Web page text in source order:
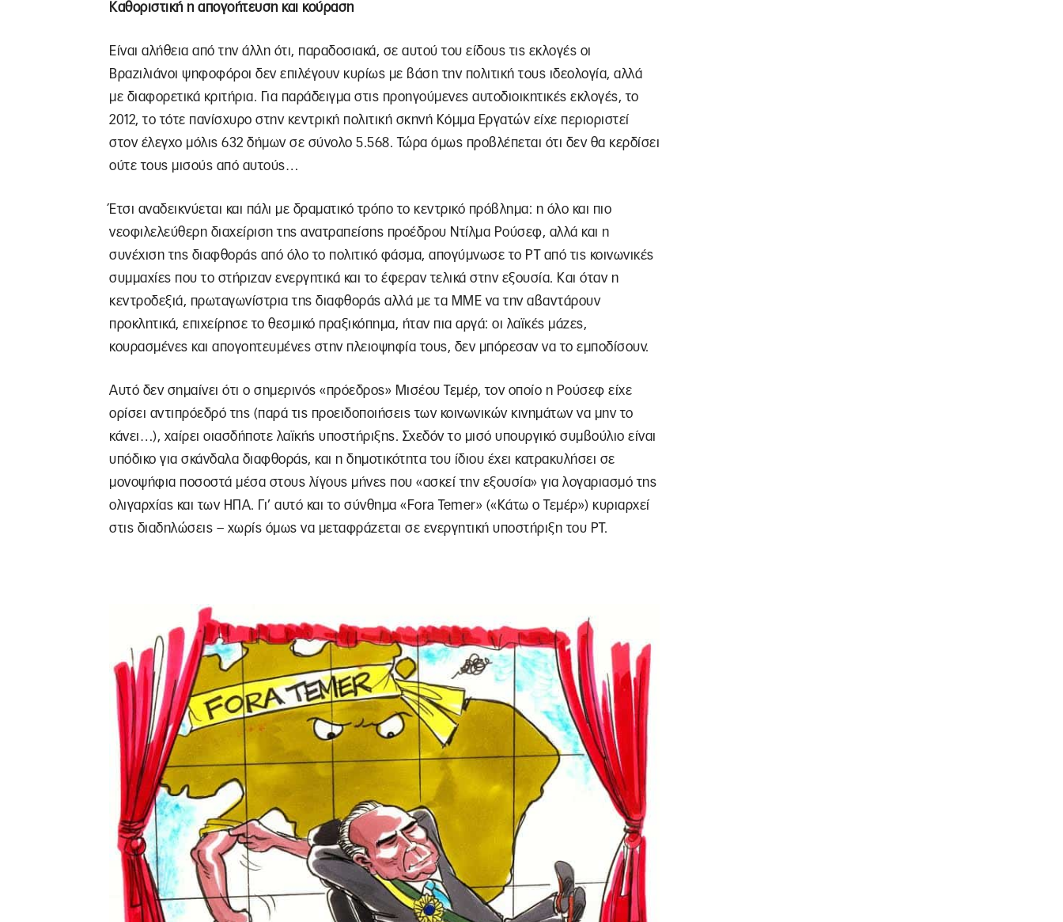
Καθοριστική η απογοήτευση και κούραση
Είναι αλήθεια από την άλλη ότι, παραδοσιακά, σε αυτού του είδους τις εκλογές οι
Βραζιλιάνοι ψηφοφόροι δεν επιλέγουν κυρίως με βάση την πολιτική τους ιδεολογία, αλλά
με διαφορετικά κριτήρια. Για παράδειγμα στις προηγούμενες αυτοδιοικητικές εκλογές, το
2012, το τότε πανίσχυρο στην κεντρική πολιτική σκηνή Κόμμα Εργατών είχε περιοριστεί
στον έλεγχο μόλις 632 δήμων σε σύνολο 5.568. Τώρα όμως προβλέπεται ότι δεν θα κερδίσει
ούτε τους μισούς από αυτούς…
Έτσι αναδεικνύεται και πάλι με δραματικό τρόπο το κεντρικό πρόβλημα: η όλο και πιο
νεοφιλελεύθερη διαχείριση της ανατραπείσης προέδρου Ντίλμα Ρούσεφ, αλλά και η
συνέχιση της διαφθοράς από όλο το πολιτικό φάσμα, απογύμνωσε το ΡΤ από τις κοινωνικές
συμμαχίες που το στήριζαν ενεργητικά και το έφεραν τελικά στην εξουσία. Και όταν η
κεντροδεξιά, πρωταγωνίστρια της διαφθοράς αλλά με τα ΜΜΕ να την αβαντάρουν
προκλητικά, επιχείρησε το θεσμικό πραξικόπημα, ήταν πια αργά: οι λαϊκές μάζες,
κουρασμένες και απογοητευμένες στην πλειοψηφία τους, δεν μπόρεσαν να το εμποδίσουν.
Αυτό δεν σημαίνει ότι ο σημερινός «πρόεδρος» Μισέου Τεμέρ, τον οποίο η Ρούσεφ είχε
ορίσει αντιπρόεδρό της (παρά τις προειδοποιήσεις των κοινωνικών κινημάτων να μην το
κάνει…), χαίρει οιασδήποτε λαϊκής υποστήριξης. Σχεδόν το μισό υπουργικό συμβούλιο είναι
υπόδικο για σκάνδαλα διαφθοράς, και η δημοτικότητα του ίδιου έχει κατρακυλήσει σε
μονοψήφια ποσοστά μέσα στους λίγους μήνες που «ασκεί την εξουσία» για λογαριασμό της
ολιγαρχίας και των ΗΠΑ. Γι’ αυτό και το σύνθημα «Fora Temer» («Κάτω ο Τεμέρ») κυριαρχεί
στις διαδηλώσεις – χωρίς όμως να μεταφράζεται σε ενεργητική υποστήριξη του ΡΤ.